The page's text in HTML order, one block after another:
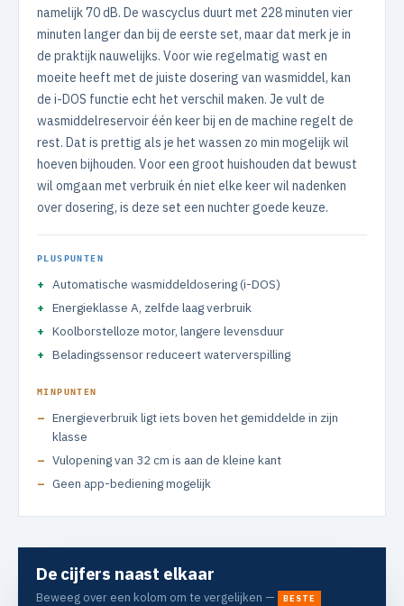
namelijk 70 dB. De wascyclus duurt met 228 minuten vier
minuten langer dan bij de eerste set, maar dat merk je in
de praktijk nauwelijks. Voor wie regelmatig wast en
moeite heeft met de juiste dosering van wasmiddel, kan
de i-DOS functie echt het verschil maken. Je vult de
wasmiddelreservoir één keer bij en de machine regelt de
rest. Dat is prettig als je het wassen zo min mogelijk wil
hoeven bijhouden. Voor een groot huishouden dat bewust
wil omgaan met verbruik én niet elke keer wil nadenken
over dosering, is deze set een nuchter goede keuze.
PLUSPUNTEN
Automatische wasmiddeldosering (i-DOS)
Energieklasse A, zelfde laag verbruik
Koolborstelloze motor, langere levensduur
Beladingssensor reduceert waterverspilling
MINPUNTEN
Energieverbruik ligt iets boven het gemiddelde in zijn
klasse
Vulopening van 32 cm is aan de kleine kant
Geen app-bediening mogelijk
De cijfers naast elkaar
Beweeg over een kolom om te vergelijken — BESTE